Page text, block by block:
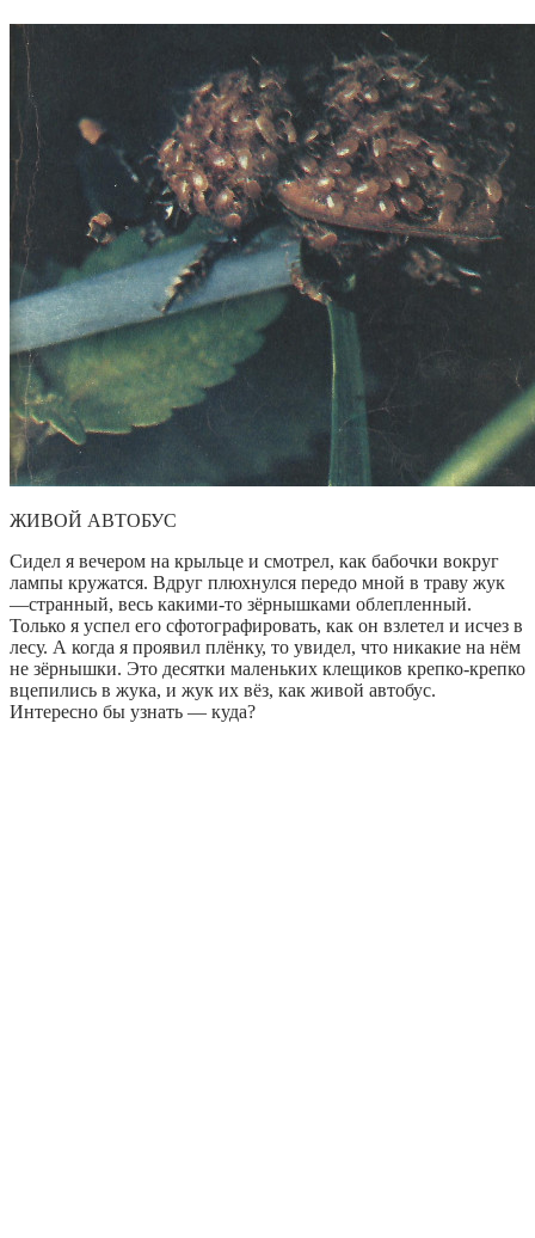
ЖИВОЙ АВТОБУС
Сидел я вечером на крыльце и смотрел, как бабочки вокруг
лампы кружатся. Вдруг плюхнулся передо мной в траву жук
—странный, весь какими-то зёрнышками облепленный.
Только я успел его сфотографировать, как он взлетел и исчез в
лесу. А когда я проявил плёнку, то увидел, что никакие на нём
не зёрнышки. Это десятки маленьких клещиков крепко-крепко
вцепились в жука, и жук их вёз, как живой автобус.
Интересно бы узнать — куда?